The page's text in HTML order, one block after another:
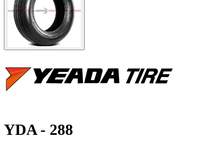
YDA - 288